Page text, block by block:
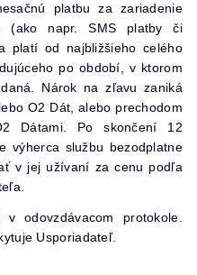
platbu za zariadenie
(ako napr. SMS platby či
platí od najbližšieho celého
po období, v ktorom
Nárok na zľavu zaniká
O2 Dát, alebo prechodom
Dátami. Po skončení 12
výherca službu bezodplatne
v jej užívaní za cenu podľa
odovzdávacom protokole.
Usporiadateľ.